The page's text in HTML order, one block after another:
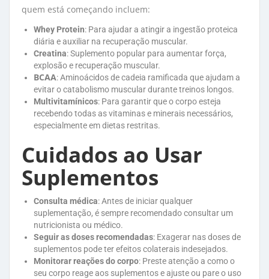
quem está começando incluem:
Whey Protein: Para ajudar a atingir a ingestão proteica
diária e auxiliar na recuperação muscular.
Creatina: Suplemento popular para aumentar força,
explosão e recuperação muscular.
BCAA: Aminoácidos de cadeia ramificada que ajudam a
evitar o catabolismo muscular durante treinos longos.
Multivitamínicos: Para garantir que o corpo esteja
recebendo todas as vitaminas e minerais necessários,
especialmente em dietas restritas.
Cuidados ao Usar
Suplementos
Consulta médica: Antes de iniciar qualquer
suplementação, é sempre recomendado consultar um
nutricionista ou médico.
Seguir as doses recomendadas: Exagerar nas doses de
suplementos pode ter efeitos colaterais indesejados.
Monitorar reações do corpo: Preste atenção a como o
seu corpo reage aos suplementos e ajuste ou pare o uso